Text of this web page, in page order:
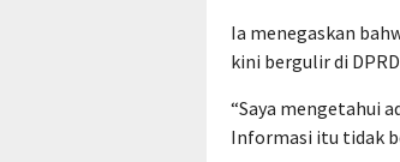
Ia menegaskan
kini bergulir di
“Saya mengetahui
Informasi itu tidak